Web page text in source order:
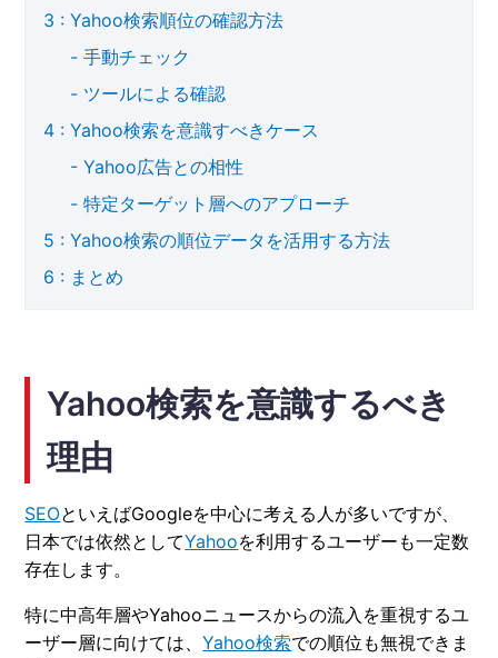
Yahoo検索順位の確認方法
手動チェック
ツールによる確認
Yahoo検索を意識すべきケース
Yahoo広告との相性
特定ターゲット層へのアプローチ
Yahoo検索の順位データを活用する方法
まとめ
Yahoo検索を意識するべき
理由
SEOといえばGoogleを中心に考える人が多いですが、
日本では依然としてYahooを利用するユーザーも一定数
存在します。
特に中高年層やYahooニュースからの流入を重視するユ
ーザー層に向けては、Yahoo検索での順位も無視できま